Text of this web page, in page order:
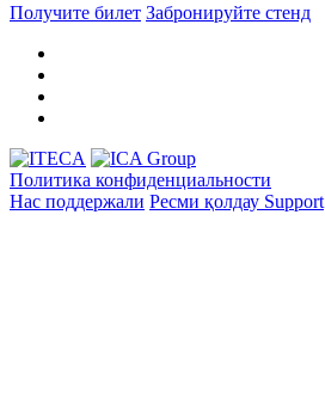
Получите билет Забронируйте стенд
Политика конфиденциальности
Нас поддержали Ресми қолдау Support